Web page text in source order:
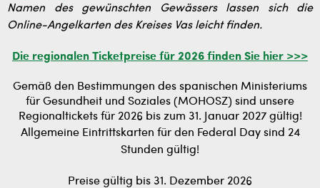
Namen des gewünschten Gewässers lassen sich die
Online-Angelkarten des Kreises Vas leicht finden.
Die regionalen Ticketpreise für 2026 finden Sie hier >>>
Gemäß den Bestimmungen des spanischen Ministeriums
für Gesundheit und Soziales (MOHOSZ) sind unsere
Regionaltickets für 2026 bis zum 31. Januar 2027 gültig!
Allgemeine Eintrittskarten für den Federal Day sind 24
Stunden gültig!
Preise gültig bis 31. Dezember 2026